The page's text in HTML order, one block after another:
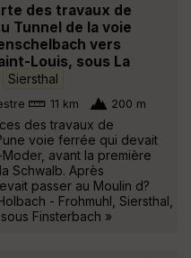
des travaux de
Tunnel de la voie
vers
Louis, sous La
Siersthal
11 km 200 m
des travaux de
voie ferrée qui devait
avant la première
Schwalb. Après
passer au Moulin d?
- Frohmuhl, Siersthal,
Finsterbach »